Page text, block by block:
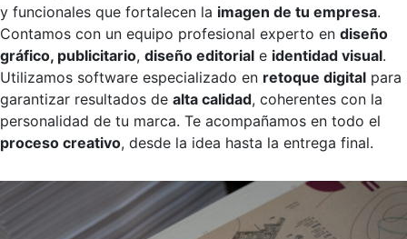
y funcionales que fortalecen la imagen de tu empresa.
Contamos con un equipo profesional experto en diseño
gráfico, publicitario, diseño editorial e identidad visual.
Utilizamos software especializado en retoque digital para
garantizar resultados de alta calidad, coherentes con la
personalidad de tu marca. Te acompañamos en todo el
proceso creativo, desde la idea hasta la entrega final.